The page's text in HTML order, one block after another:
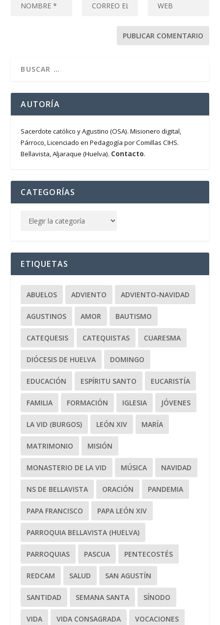
AUTORÍA
Sacerdote católico y Agustino (OSA). Misionero digital,
Párroco, Licenciado en Pedagogía por Comillas CIHS.
Bellavista, Aljaraque (Huelva). Contacto.
CATEGORÍAS
ETIQUETAS
ABUELOS ADVIENTO ADVIENTO-NAVIDAD
AGUSTINOS AMOR BAUTISMO
CATEQUESIS CATEQUISTAS CUARESMA
DIÓCESIS DE HUELVA DOMINGO
EDUCACIÓN ESPÍRITU SANTO EUCARISTÍA
FAMILIA FORMACIÓN IGLESIA JÓVENES
LA VID (BURGOS) LEÓN XIV MARÍA
MATRIMONIO MISIÓN
MONASTERIO DE LA VID MÚSICA NAVIDAD
NS DE BELLAVISTA ORACIÓN PANDEMIA
PAPA FRANCISCO PAPA LEÓN XIV
PARROQUIA BELLAVISTA (HUELVA)
PARROQUIAS PASCUA PENTECOSTÉS
REDCAM SALUD SAN AGUSTÍN
SANTIDAD SEMANA SANTA SÍNODO
VIDA VIDA CONSAGRADA VOCACIONES